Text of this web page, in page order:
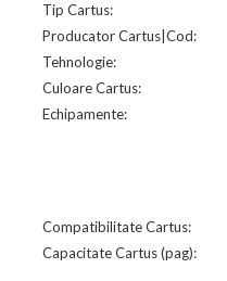
Tip Cartus:
Producator Cartus|Cod:
Tehnologie:
Culoare Cartus:
Echipamente:
Compatibilitate Cartus:
Capacitate Cartus (pag):